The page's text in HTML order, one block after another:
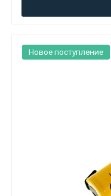
Новое поступление